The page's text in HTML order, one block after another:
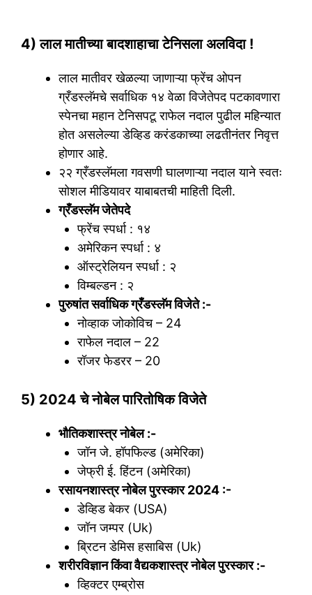
4) लाल मातीच्या बादशाहाचा टेनिसला अलविदा !
लाल मातीवर खेळल्या जाणाऱ्या फ्रेंच ओपन
ग्रँडस्लॅमचे सर्वाधिक १४ वेळा विजेतेपद पटकावणारा
स्पेनचा महान टेनिसपटू राफेल नदाल पुढील महिन्यात
होत असलेल्या डेव्हिड करंडकाच्या लढतीनंतर निवृत्त
होणार आहे.
२२ ग्रँडस्लॅमला गवसणी घालणाऱ्या नदाल याने स्वतः
सोशल मीडियावर याबाबतची माहिती दिली.
ग्रँडस्लॅम जेतेपदे
फ्रेंच स्पर्धा : १४
अमेरिकन स्पर्धा : ४
ऑस्ट्रेलियन स्पर्धा : २
विम्बल्डन : २
पुरुषांत सर्वाधिक ग्रँडस्लॅम विजेते :-
नोव्हाक जोकोविच – 24
राफेल नदाल – 22
रॉजर फेडरर – 20
5) 2024 चे नोबेल पारितोषिक विजेते
भौतिकशास्त्र नोबेल :-
जॉन जे. हॉपफिल्ड (अमेरिका)
जेफ्री ई. हिंटन (अमेरिका)
रसायनशास्त्र नोबेल पुरस्कार 2024 :-
डेव्हिड बेकर (USA)
जॉन जम्पर (Uk)
ब्रिटन डेमिस हसाबिस (Uk)
शरीरविज्ञान किंवा वैद्यकशास्त्र नोबेल पुरस्कार :-
व्हिक्टर एम्ब्रोस